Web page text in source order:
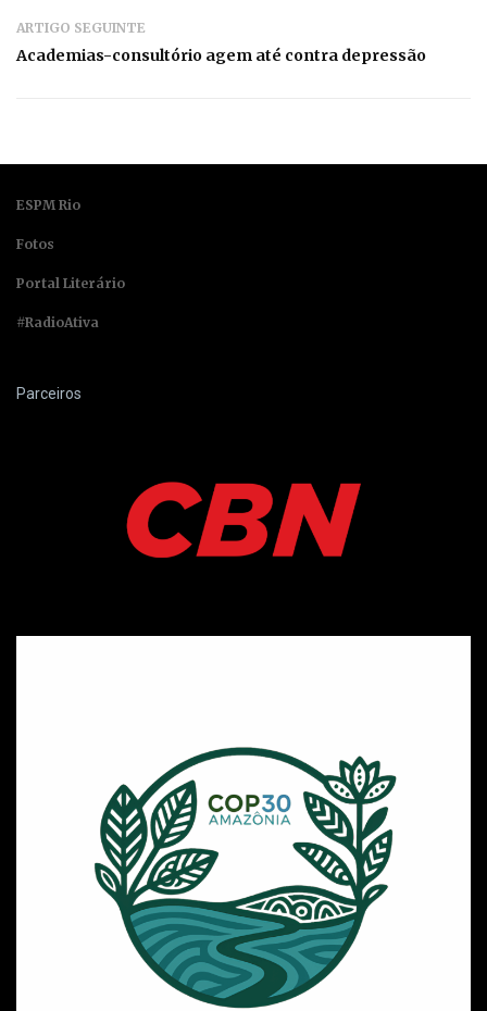
ARTIGO SEGUINTE
Academias-consultório agem até contra depressão
ESPM Rio
Fotos
Portal Literário
#RadioAtiva
Parceiros